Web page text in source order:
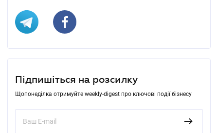
Підпишіться на розсилку
Щопонеділка отримуйте weekly-digest про ключові події бізнесу